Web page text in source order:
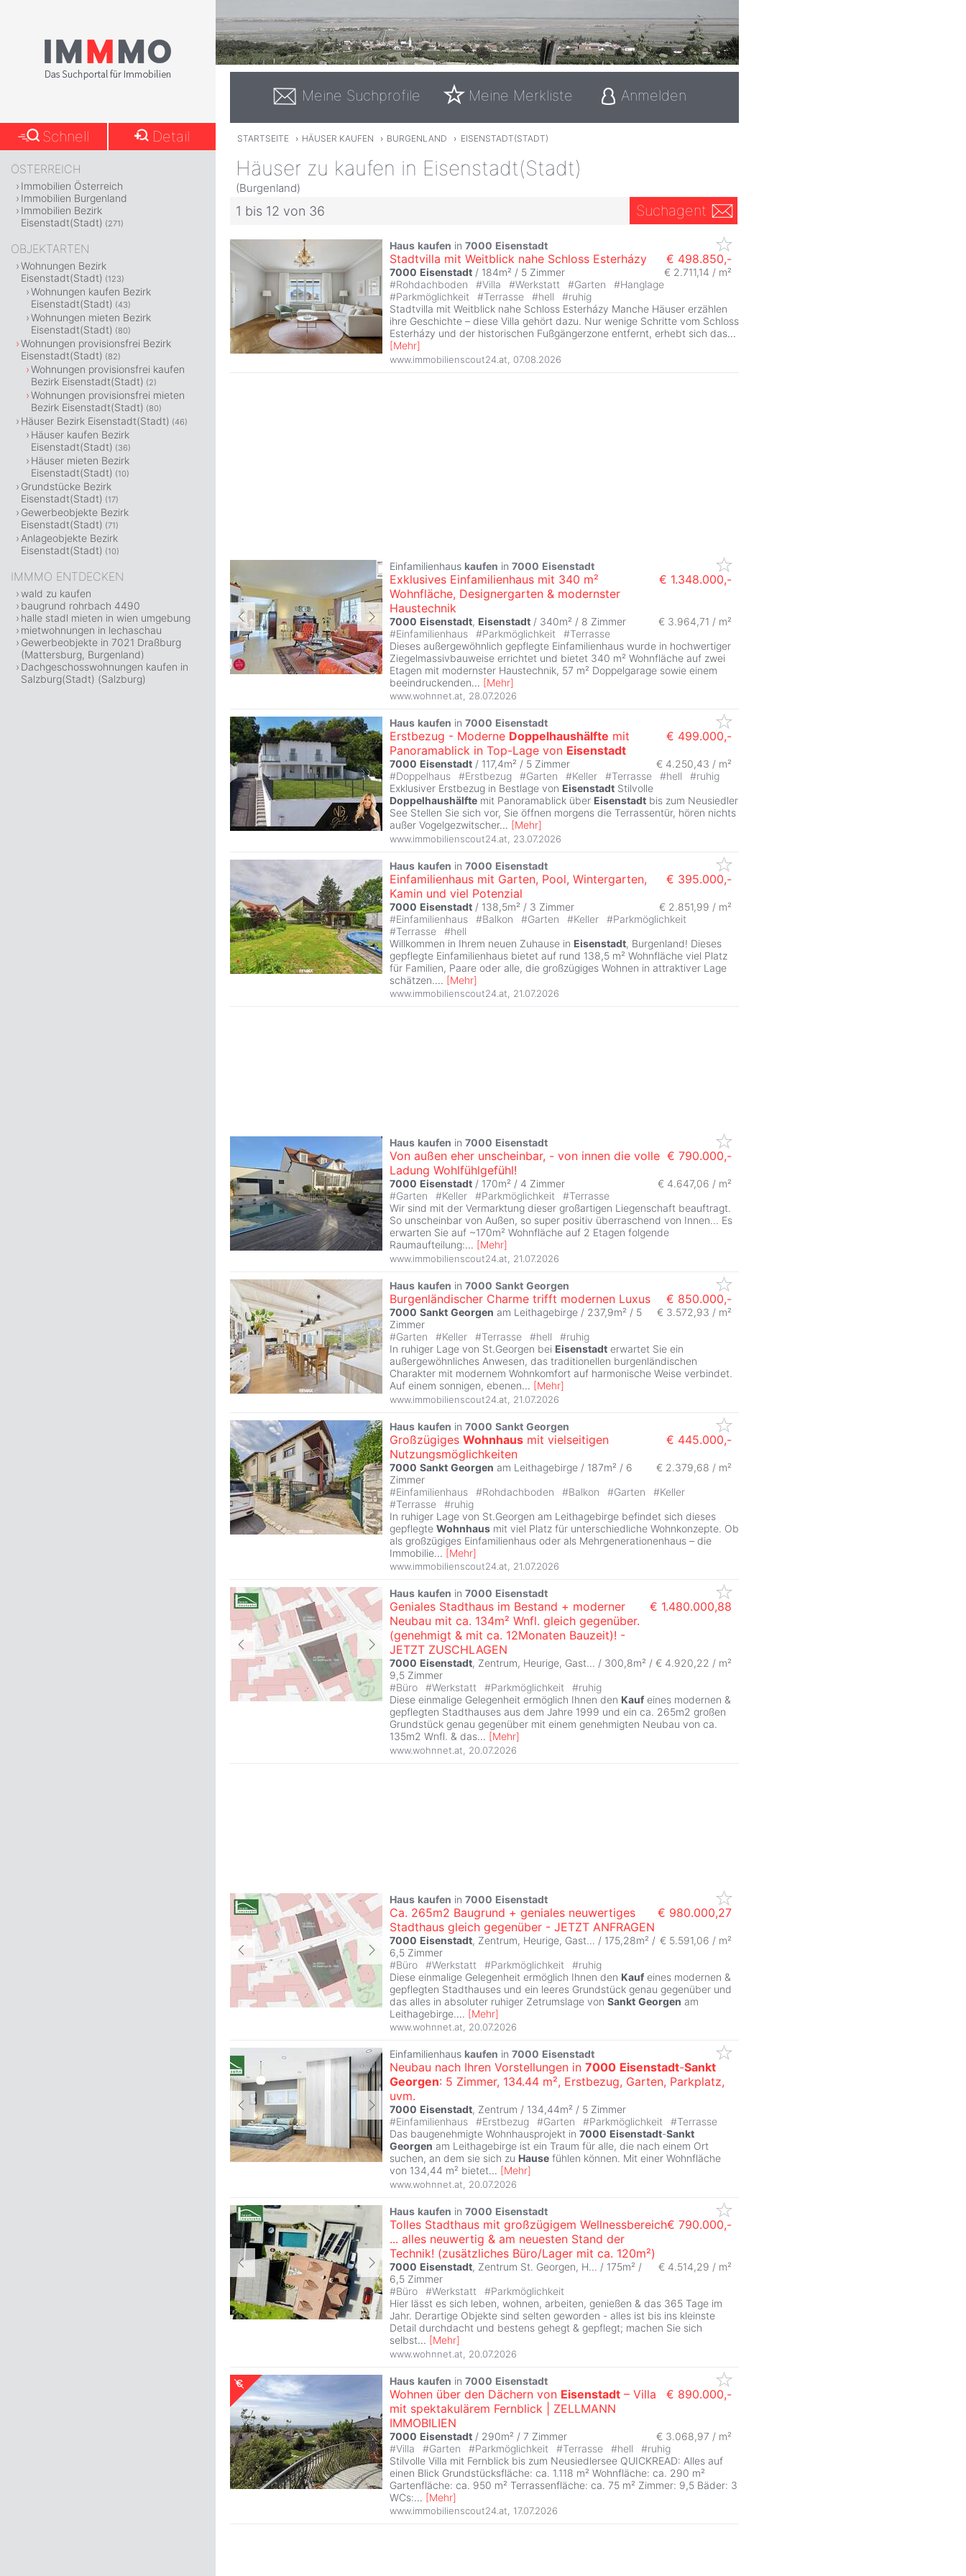
Meine Suchprofile Meine Merkliste Anmelden
STARTSEITE › HÄUSER KAUFEN › BURGENLAND › EISENSTADT(STADT)
Häuser zu kaufen in Eisenstadt(Stadt)
(Burgenland)
1 bis 12 von 36 Suchagent
Haus kaufen in 7000 Eisenstadt
Stadtvilla mit Weitblick nahe Schloss Esterházy € 498.850,-
7000 Eisenstadt / 184m² / 5 Zimmer
€ 2.711,14 / m²
#Rohdachboden #Villa #Werkstatt #Garten #Hanglage
#Parkmöglichkeit #Terrasse #hell #ruhig
Stadtvilla mit Weitblick nahe Schloss Esterházy Manche Häuser erzählen
ihre Geschichte – diese Villa gehört dazu. Nur wenige Schritte vom Schloss
Esterházy und der historischen Fußgängerzone entfernt, erhebt sich das...
[Mehr]
www.immobilienscout24.at 07.08.2026
Einfamilienhaus kaufen in 7000 Eisenstadt
Exklusives Einfamilienhaus mit 340 m²
Wohnfläche, Designergarten & modernster
Haustechnik
€ 1.348.000,-
7000 Eisenstadt, Eisenstadt / 340m² / 8 Zimmer € 3.964,71 / m²
#Einfamilienhaus #Parkmöglichkeit #Terrasse
Dieses außergewöhnlich gepflegte Einfamilienhaus wurde in hochwertiger
Ziegelmassivbauweise errichtet und bietet 340 m² Wohnfläche auf zwei
Etagen mit modernster Haustechnik, 57 m² Doppelgarage sowie einem
beeindruckenden... [Mehr]
www.wohnnet.at, 28.07.2026
Haus kaufen in 7000 Eisenstadt
Erstbezug - Moderne Doppelhaushälfte mit
Panoramablick in Top-Lage von Eisenstadt
€ 499.000,-
7000 Eisenstadt / 117,4m² / 5 Zimmer
€ 4.250,43 / m²
#Doppelhaus #Erstbezug #Garten #Keller #Terrasse #hell #ruhig
Exklusiver Erstbezug in Bestlage von Eisenstadt Stilvolle
Doppelhaushälfte mit Panoramablick über Eisenstadt bis zum Neusiedler
See Stellen Sie sich vor, Sie öffnen morgens die Terrassentür, hören nichts
außer Vogelgezwitscher... [Mehr]
www.immobilienscout24.at 23.07.2026
Haus kaufen in 7000 Eisenstadt
Einfamilienhaus mit Garten, Pool, Wintergarten,
Kamin und viel Potenzial
€ 395.000,-
7000 Eisenstadt / 138,5m² / 3 Zimmer
€ 2.851,99 / m²
#Einfamilienhaus #Balkon #Garten #Keller #Parkmöglichkeit
#Terrasse #hell
Willkommen in Ihrem neuen Zuhause in Eisenstadt, Burgenland! Dieses
gepflegte Einfamilienhaus bietet auf rund 138,5 m² Wohnfläche viel Platz
für Familien, Paare oder alle, die großzügiges Wohnen in attraktiver Lage
schätzen.... [Mehr]
www.immobilienscout24.at, 21.07.2026
Haus kaufen in 7000 Eisenstadt
Von außen eher unscheinbar, - von innen die volle
Ladung Wohlfühlgefühl!
€ 790.000,-
7000 Eisenstadt / 170m² / 4 Zimmer
€ 4.647,06 / m²
#Garten #Keller #Parkmöglichkeit #Terrasse
Wir sind mit der Vermarktung dieser großartigen Liegenschaft beauftragt.
So unscheinbar von Außen, so super positiv überraschend von Innen... Es
erwarten Sie auf ~170m² Wohnfläche auf 2 Etagen folgende
Raumaufteilung:... [Mehr]
www.immobilienscout24.at 21.07.2026
Haus kaufen in 7000 Sankt Georgen
Burgenländischer Charme trifft modernen Luxus € 850.000,-
7000 Sankt Georgen am Leithagebirge / 237,9m² / 5
Zimmer
€ 3.572,93 / m²
#Garten #Keller #Terrasse #hell #ruhig
In ruhiger Lage von St.Georgen bei Eisenstadt erwartet Sie ein
außergewöhnliches Anwesen, das traditionellen burgenländischen
Charakter mit modernem Wohnkomfort auf harmonische Weise verbindet.
Auf einem sonnigen, ebenen... [Mehr]
www.immobilienscout24.at 21.07.2026
Haus kaufen in 7000 Sankt Georgen
Großzügiges Wohnhaus mit vielseitigen
Nutzungsmöglichkeiten
€ 445.000,-
7000 Sankt Georgen am Leithagebirge / 187m² / 6
Zimmer
€ 2.379,68 / m²
#Einfamilienhaus #Rohdachboden #Balkon #Garten #Keller
#Terrasse #ruhig
In ruhiger Lage von St.Georgen am Leithagebirge befindet sich dieses
gepflegte Wohnhaus mit viel Platz für unterschiedliche Wohnkonzepte. Ob
als großzügiges Einfamilienhaus oder als Mehrgenerationenhaus – die
Immobilie... [Mehr]
www.immobilienscout24.at, 21.07.2026
Haus kaufen in 7000 Eisenstadt
Geniales Stadthaus im Bestand + moderner
Neubau mit ca. 134m² Wnfl. gleich gegenüber.
(genehmigt & mit ca. 12Monaten Bauzeit)! -
JETZT ZUSCHLAGEN
€ 1.480.000,88
7000 Eisenstadt, Zentrum, Heurige, Gast... / 300,8m² /
9,5 Zimmer
€ 4.920,22 / m²
#Büro #Werkstatt #Parkmöglichkeit #ruhig
Diese einmalige Gelegenheit ermöglich Ihnen den Kauf eines modernen &
gepflegten Stadthauses aus dem Jahre 1999 und ein ca. 265m2 großen
Grundstück genau gegenüber mit einem genehmigten Neubau von ca.
135m2 Wnfl. & das... [Mehr]
www.wohnnet.at 20.07.2026
Haus kaufen in 7000 Eisenstadt
Ca. 265m2 Baugrund + geniales neuwertiges
Stadthaus gleich gegenüber - JETZT ANFRAGEN
€ 980.000,27
7000 Eisenstadt, Zentrum, Heurige, Gast... / 175,28m² /
6,5 Zimmer
€ 5.591,06 / m²
#Büro #Werkstatt #Parkmöglichkeit #ruhig
Diese einmalige Gelegenheit ermöglich Ihnen den Kauf eines modernen &
gepflegten Stadthauses und ein leeres Grundstück genau gegenüber und
das alles in absoluter ruhiger Zetrumslage von Sankt Georgen am
Leithagebirge.... [Mehr]
www.wohnnet.at, 20.07.2026
Einfamilienhaus kaufen in 7000 Eisenstadt
Neubau nach Ihren Vorstellungen in 7000 Eisenstadt-Sankt
Georgen: 5 Zimmer, 134.44 m², Erstbezug, Garten, Parkplatz,
uvm.
7000 Eisenstadt, Zentrum / 134,44m² / 5 Zimmer
#Einfamilienhaus #Erstbezug #Garten #Parkmöglichkeit #Terrasse
Das baugenehmigte Wohnhausprojekt in 7000 Eisenstadt-Sankt
Georgen am Leithagebirge ist ein Traum für alle, die nach einem Ort
suchen, an dem sie sich zu Hause fühlen können. Mit einer Wohnfläche
von 134,44 m² bietet... [Mehr]
www.wohnnet.at 20.07.2026
Haus kaufen in 7000 Eisenstadt
Tolles Stadthaus mit großzügigem Wellnessbereich
... alles neuwertig & am neuesten Stand der
Technik! (zusätzliches Büro/Lager mit ca. 120m²)
€ 790.000,-
7000 Eisenstadt, Zentrum St. Georgen, H... / 175m² /
6,5 Zimmer
€ 4.514,29 / m²
#Büro #Werkstatt #Parkmöglichkeit
Hier lässt es sich leben, wohnen, arbeiten, genießen & das 365 Tage im
Jahr. Derartige Objekte sind selten geworden - alles ist bis ins kleinste
Detail durchdacht und bestens gehegt & gepflegt; machen Sie sich
selbst... [Mehr]
www.wohnnet.at 20.07.2026
Haus kaufen in 7000 Eisenstadt
Wohnen über den Dächern von Eisenstadt – Villa
mit spektakulärem Fernblick | ZELLMANN
IMMOBILIEN
€ 890.000,-
7000 Eisenstadt / 290m² / 7 Zimmer
€ 3.068,97 / m²
#Villa #Garten #Parkmöglichkeit #Terrasse #hell #ruhig
Stilvolle Villa mit Fernblick bis zum Neusiedlersee QUICKREAD: Alles auf
einen Blick Grundstücksfläche: ca. 1.118 m² Wohnfläche: ca. 290 m²
Gartenfläche: ca. 950 m² Terrassenfläche: ca. 75 m² Zimmer: 9,5 Bäder: 3
WCs:... [Mehr]
www.immobilienscout24.at, 17.07.2026
Schnell Detail
ÖSTERREICH
Immobilien Österreich
Immobilien Burgenland
Immobilien Bezirk
Eisenstadt(Stadt) (271)
OBJEKTARTEN
Wohnungen Bezirk
Eisenstadt(Stadt) (123)
Wohnungen kaufen Bezirk
Eisenstadt(Stadt) (43)
Wohnungen mieten Bezirk
Eisenstadt(Stadt) (80)
Wohnungen provisionsfrei Bezirk
Eisenstadt(Stadt) (82)
Wohnungen provisionsfrei kaufen
Bezirk Eisenstadt(Stadt) (2)
Wohnungen provisionsfrei mieten
Bezirk Eisenstadt(Stadt) (80)
Häuser Bezirk Eisenstadt(Stadt) (46)
Häuser kaufen Bezirk
Eisenstadt(Stadt) (36)
Häuser mieten Bezirk
Eisenstadt(Stadt) (10)
Grundstücke Bezirk
Eisenstadt(Stadt) (17)
Gewerbeobjekte Bezirk
Eisenstadt(Stadt) (71)
Anlageobjekte Bezirk
Eisenstadt(Stadt) (10)
IMMMO ENTDECKEN
wald zu kaufen
baugrund rohrbach 4490
halle stadl mieten in wien umgebung
mietwohnungen in lechaschau
Gewerbeobjekte in 7021 Draßburg
(Mattersburg, Burgenland)
Dachgeschosswohnungen kaufen in
Salzburg(Stadt) (Salzburg)